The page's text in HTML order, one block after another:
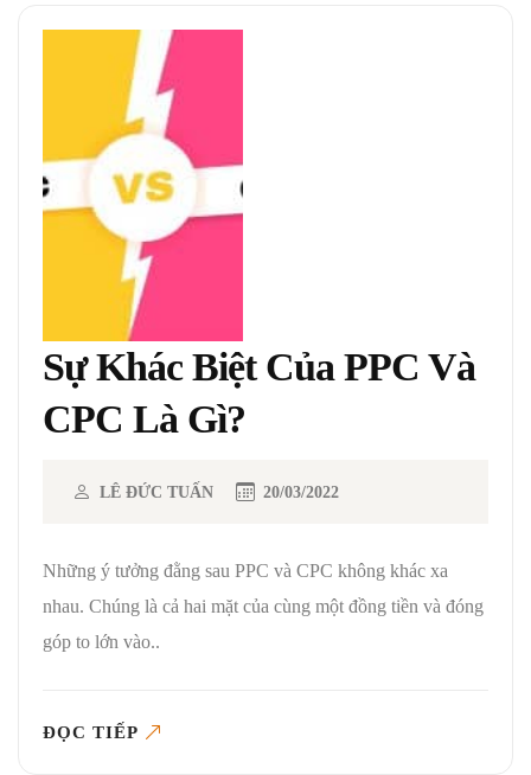
Sự Khác Biệt Của PPC Và
CPC Là Gì?
LÊ ĐỨC TUẤN 20/03/2022
Những ý tưởng đằng sau PPC và CPC không khác xa
nhau. Chúng là cả hai mặt của cùng một đồng tiền và đóng
góp to lớn vào..
ĐỌC TIẾP